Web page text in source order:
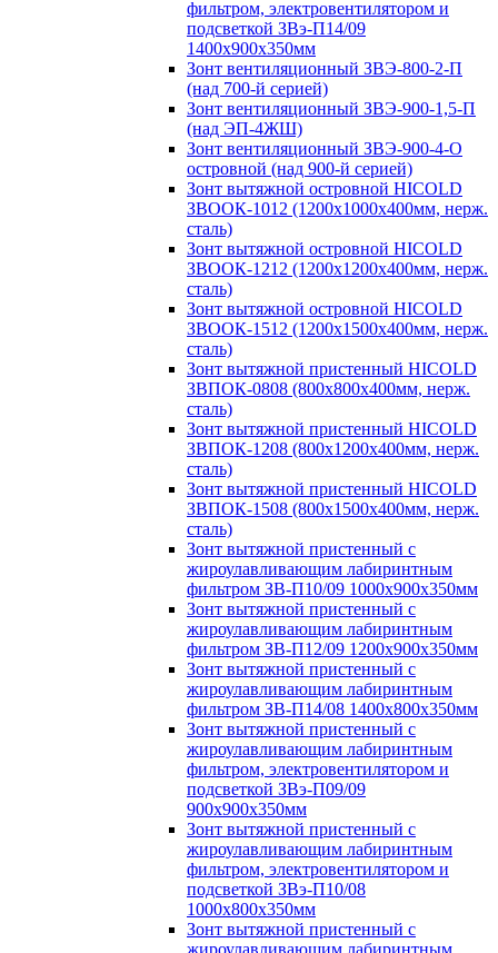
фильтром, электровентилятором и
подсветкой ЗВэ-П14/09
1400х900х350мм
Зонт вентиляционный ЗВЭ-800-2-П
(над 700-й серией)
Зонт вентиляционный ЗВЭ-900-1,5-П
(над ЭП-4ЖШ)
Зонт вентиляционный ЗВЭ-900-4-О
островной (над 900-й серией)
Зонт вытяжной островной HICOLD
ЗВООК-1012 (1200х1000х400мм, нерж.
сталь)
Зонт вытяжной островной HICOLD
ЗВООК-1212 (1200x1200x400мм, нерж.
сталь)
Зонт вытяжной островной HICOLD
ЗВООК-1512 (1200х1500х400мм, нерж.
сталь)
Зонт вытяжной пристенный HICOLD
ЗВПОК-0808 (800х800х400мм, нерж.
сталь)
Зонт вытяжной пристенный HICOLD
ЗВПОК-1208 (800х1200х400мм, нерж.
сталь)
Зонт вытяжной пристенный HICOLD
ЗВПОК-1508 (800х1500х400мм, нерж.
сталь)
Зонт вытяжной пристенный с
жироулавливающим лабиринтным
фильтром ЗВ-П10/09 1000х900х350мм
Зонт вытяжной пристенный с
жироулавливающим лабиринтным
фильтром ЗВ-П12/09 1200х900х350мм
Зонт вытяжной пристенный с
жироулавливающим лабиринтным
фильтром ЗВ-П14/08 1400х800х350мм
Зонт вытяжной пристенный с
жироулавливающим лабиринтным
фильтром, электровентилятором и
подсветкой ЗВэ-П09/09
900х900х350мм
Зонт вытяжной пристенный с
жироулавливающим лабиринтным
фильтром, электровентилятором и
подсветкой ЗВэ-П10/08
1000х800х350мм
Зонт вытяжной пристенный с
жироулавливающим лабиринтным